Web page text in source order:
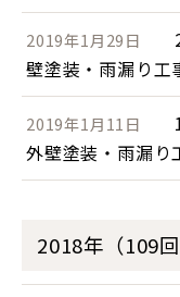
2019年1月29日
壁塗装・雨漏り工
2019年1月11日
外壁塗装・雨漏り
2018年（109回